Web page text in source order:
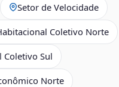
Setor de Velocidade
Coletivo Norte
Coletivo Sul
Norte